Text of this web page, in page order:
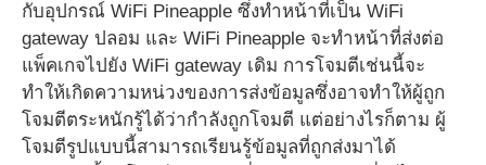
กับอุปกรณ์ WiFi Pineapple ซึ่งทำหน้าที่เป็น WiFi
gateway ปลอม และ WiFi Pineapple จะทำหน้าที่ส่งต่อ
แพ็คเกจไปยัง WiFi gateway เดิม การโจมตีเช่นนี้จะ
ทำให้เกิดความหน่วงของการส่งข้อมูลซึ่งอาจทำให้ผู้ถูก
โจมตีตระหนักรู้ได้ว่ากำลังถูกโจมตี แต่อย่างไรก็ตาม ผู้
โจมตีรูปแบบนี้สามารถเรียนรู้ข้อมูลที่ถูกส่งมาได้